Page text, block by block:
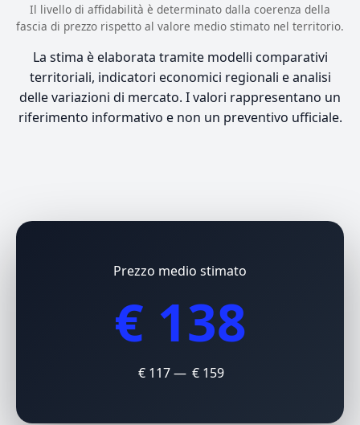
Il livello di affidabilità è determinato dalla coerenza della
fascia di prezzo rispetto al valore medio stimato nel territorio.
La stima è elaborata tramite modelli comparativi
territoriali, indicatori economici regionali e analisi
delle variazioni di mercato. I valori rappresentano un
riferimento informativo e non un preventivo ufficiale.
Prezzo medio stimato
€ 138
€ 117 — € 159